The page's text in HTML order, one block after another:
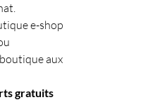
e-shop
aux
gratuits